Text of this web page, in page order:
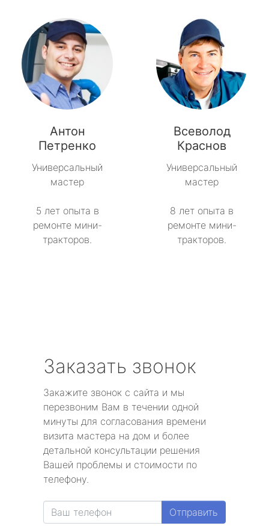
Антон
Петренко
Универсальный
мастер
5 лет опыта в
ремонте мини-
тракторов.
Всеволод
Краснов
Универсальный
мастер
8 лет опыта в
ремонте мини-
тракторов.
Заказать звонок
Закажите звонок с сайта и мы
перезвоним Вам в течении одной
минуты для согласования времени
визита мастера на дом и более
детальной консультации решения
Вашей проблемы и стоимости по
телефону.
Отправить